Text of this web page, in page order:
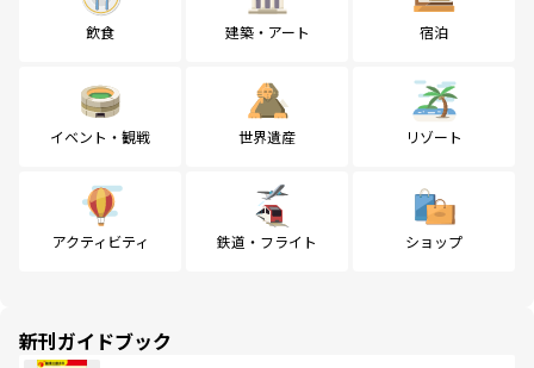
飲食 建築・アート 宿泊
イベント・観戦 世界遺産 リゾート
アクティビティ 鉄道・フライト ショップ
新刊ガイドブック